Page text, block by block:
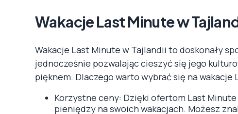
Wakacje Last Minute w
Wakacje Last Minute w Tajlandii to doskonały
jednocześnie pozwalając cieszyć się jego
pięknem. Dlaczego warto wybrać się na wakacje
Korzystne ceny: Dzięki ofertom Last
pieniędzy na swoich wakacjach. Możesz